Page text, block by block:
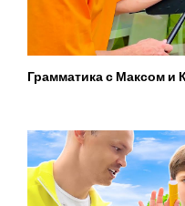
Грамматика с Максом и